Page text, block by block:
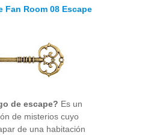
Fan Room 08 Escape
de escape? Es un
de misterios cuyo
de una habitación